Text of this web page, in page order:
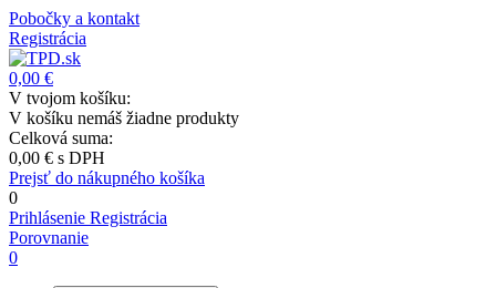
Pobočky a kontakt
Registrácia
0,00 €
V tvojom košíku:
V košíku nemáš žiadne produkty
Celková suma:
0,00 € s DPH
Prejsť do nákupného košíka
0
Prihlásenie Registrácia
Porovnanie
0